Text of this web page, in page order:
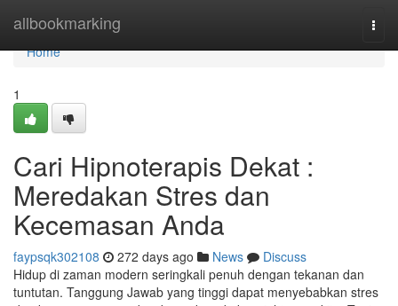
allbookmarking
Home
Home
1
Cari Hipnoterapis Dekat :
Meredakan Stres dan
Kecemasan Anda
faypsqk302108 272 days ago News
Discuss
Hidup di zaman modern seringkali penuh dengan tekanan dan
tuntutan. Tanggung Jawab yang tinggi dapat menyebabkan stres